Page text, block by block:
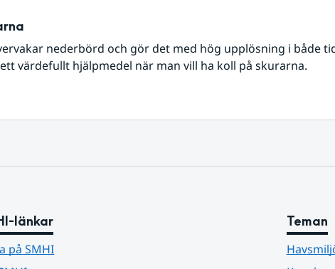
nederbörd och gör det med hög upplösning i både
värdefullt hjälpmedel när man vill ha koll på skurarna.
länkar
på SMHI
Teman